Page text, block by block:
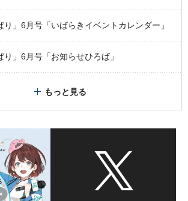
り」6月号「いばらきイベントカレンダー」
り」6月号「お知らせひろば」
もっと見る